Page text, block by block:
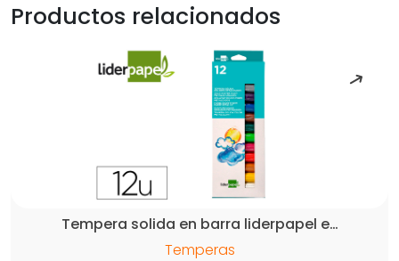
-
Productos relacionados
Tempera solida en barra liderpapel e…
Temperas